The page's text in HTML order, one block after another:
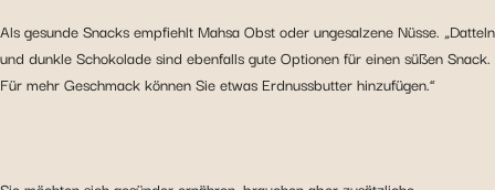
Als gesunde Snacks empfiehlt Mahsa Obst oder ungesalzene Nüsse. „Datteln
und dunkle Schokolade sind ebenfalls gute Optionen für einen süßen Snack.
Für mehr Geschmack können Sie etwas Erdnussbutter hinzufügen.“